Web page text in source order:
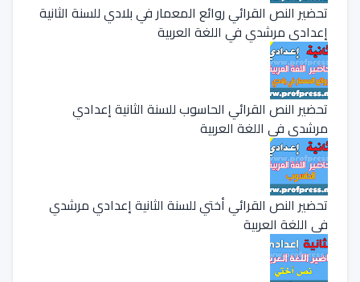
تحضير النص القرائي روائع المعمار في بلادي للسنة الثانية
إعدادي مرشدي في اللغة العربية
تحضير النص القرائي الحاسوب للسنة الثانية إعدادي
مرشدي في اللغة العربية
تحضير النص القرائي أختي للسنة الثانية إعدادي مرشدي
في اللغة العربية